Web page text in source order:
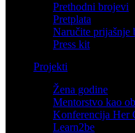
Prethodni brojevi
Pretplata
Naručite prijašnje
Press kit
Projekti
Žena godine
Mentorstvo kao
Konferencija Her
Learn2be